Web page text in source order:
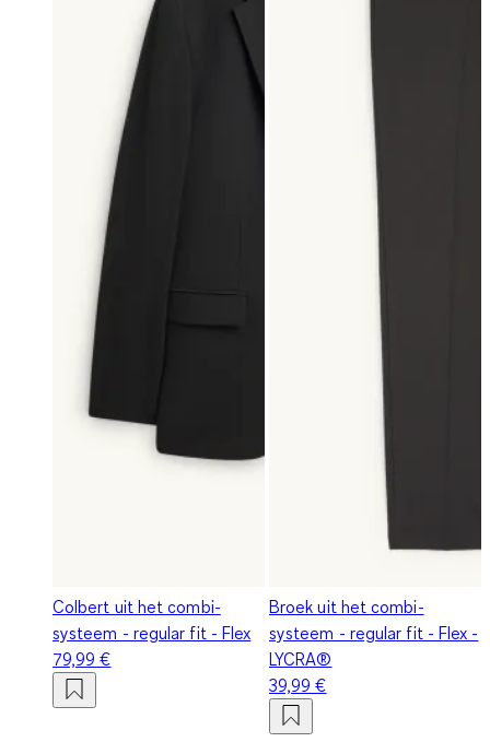
Colbert uit het combi-
systeem - regular fit - Flex
79,99 €
Broek uit het combi-
systeem - regular fit - Flex -
LYCRA®
39,99 €